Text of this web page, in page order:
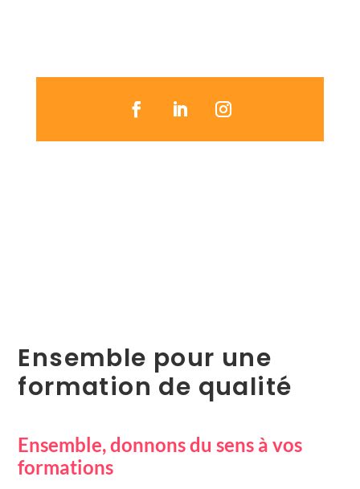
Ensemble pour une
formation de qualité
Ensemble, donnons du sens à vos
formations